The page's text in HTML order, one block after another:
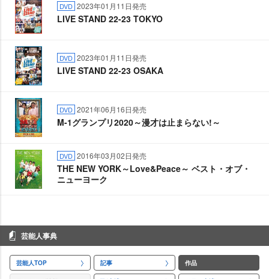
DVD 2023年01月11日発売
LIVE STAND 22-23 TOKYO
DVD 2023年01月11日発売
LIVE STAND 22-23 OSAKA
DVD 2021年06月16日発売
M-1グランプリ2020～漫才は止まらない!～
DVD 2016年03月02日発売
THE NEW YORK～Love&Peace～ ベスト・オブ・
ニューヨーク
芸能人事典
芸能人TOP 記事 作品